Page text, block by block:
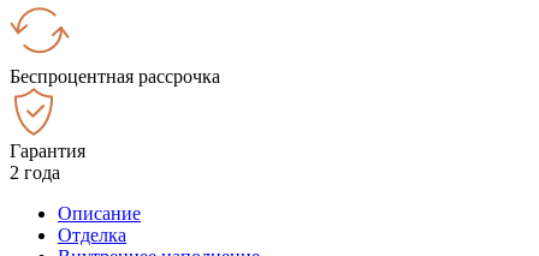
Беспроцентная рассрочка
Гарантия
2 года
Описание
Отделка